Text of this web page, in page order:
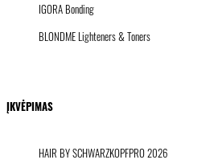
IGORA Bonding
BLONDME Lighteners & Toners
ĮKVĖPIMAS
HAIR BY SCHWARZKOPFPRO 2026